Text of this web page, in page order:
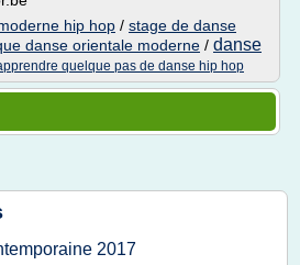
hip hop / stage de danse
danse orientale moderne / danse
quelque pas de danse hip hop
2017